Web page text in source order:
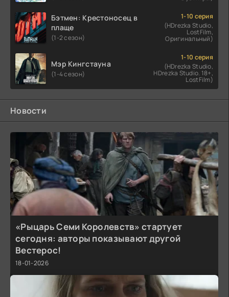
Бэтмен: Крестоносец в
плаще
(1-2 сезон)
1-10 серия
(HDrezka Studio,
LostFilm,
Оригинальный)
Мэр Кингстауна
(1-4 сезон)
1-10 серия
(HDrezka Studio,
HDrezka Studio. 18+,
LostFilm)
Новости
«Рыцарь Семи Королевств» стартует
сегодня: авторы показывают другой
Вестерос!
18-01-2026